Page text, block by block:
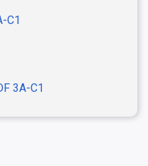
C1
3A-C1